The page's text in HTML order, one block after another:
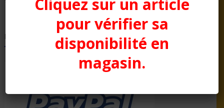
Modes de paiement
Cliquez sur un article
pour vérifier sa
disponibilité en
magasin.